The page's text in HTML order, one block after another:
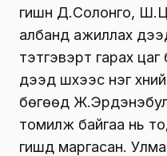
гишүүн Д.Солонго,
албанд ажиллах
тэтгэвэрт гарах
дээд шүүхээс нэг
бөгөөд
томилж байгаа нь
гишүүд маргасан.